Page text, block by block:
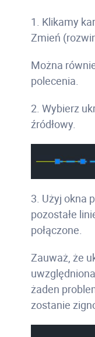
1. Klikamy
Zmień
Można
polecenia.
2. Wybierz
źródłowy.
3. Użyj okna
pozostałe
połączone.
Zauważ, że
żaden
zostanie